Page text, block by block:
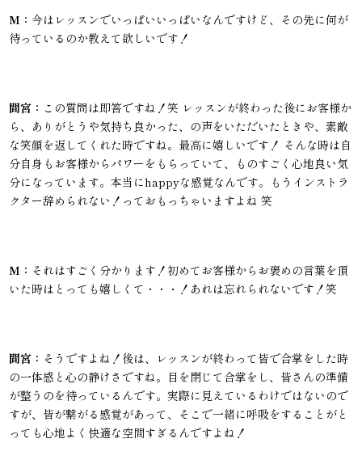
M： 今はレッスンでいっぱいいっぱいなんですけど、その先に何が
待っているのか教えて欲しいです！
間宮： この質問は即答ですね！笑 レッスンが終わった後にお客様か
ら、ありがとうや気持ち良かった、の声をいただいたときや、素敵
な笑顔を返してくれた時ですね。最高に嬉しいです！ そんな時は自
分自身もお客様からパワーをもらっていて、ものすごく心地良い気
分になっています。本当にhappyな感覚なんです。もうインストラ
クター辞められない！っておもっちゃいますよね 笑
M： それはすごく分かります！初めてお客様からお褒めの言葉を頂
いた時はとっても嬉しくて・・・！あれは忘れられないです！笑
間宮： そうですよね！後は、レッスンが終わって皆で合掌をした時
の一体感と心の静けさですね。目を閉じて合掌をし、皆さんの準備
が整うのを待っているんです。実際に見えているわけではないので
すが、皆が繋がる感覚があって、そこで一緒に呼吸をすることがと
っても心地よく快適な空間すぎるんですよね！